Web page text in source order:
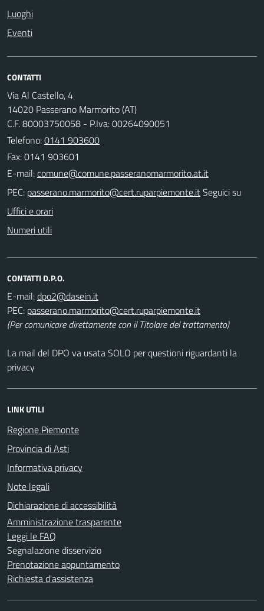
Luoghi
Eventi
CONTATTI
Via Al Castello, 4
14020 Passerano Marmorito (AT)
C.F. 80003750058 - P.Iva: 00264090051
Telefono:0141 903600
Fax: 0141 903601
E-mail:
PEC:
Seguici su
Uffici e orari
Numeri utili
CONTATTI D.P.O.
E-mail:
PEC:
(Per comunicare direttamente con il Titolare del trattamento)
La mail del DPO va usata SOLO per questioni riguardanti la
privacy
LINK UTILI
Regione Piemonte
Provincia di Asti
Informativa privacy
Note legali
Dichiarazione di accessibilità
Amministrazione trasparente
Leggi le FAQ
Segnalazione disservizio
Prenotazione appuntamento
Richiesta d'assistenza